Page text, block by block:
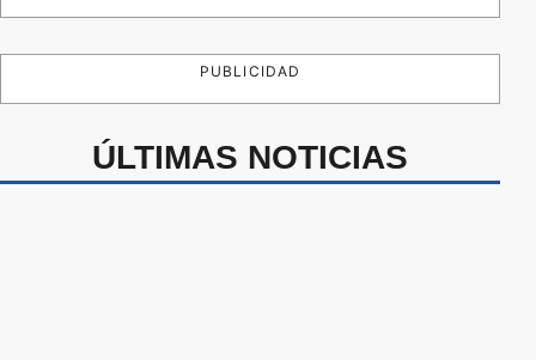
PUBLICIDAD
ÚLTIMAS NOTICIAS